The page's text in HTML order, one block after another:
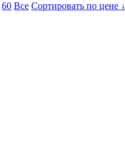
60 Все Сортировать по цене ↓